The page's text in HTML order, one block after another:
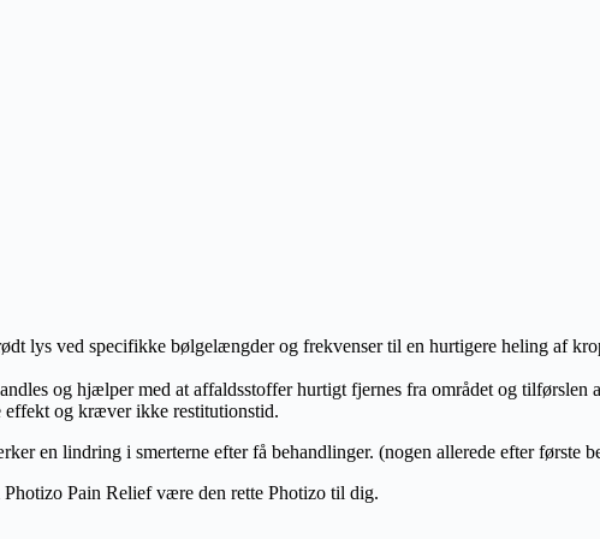
lys ved specifikke bølgelængder og frekvenser til en hurtigere heling af
og hjælper med at affaldsstoffer hurtigt fjernes fra området og tilførslen
effekt og kræver ikke restitutionstid.
en lindring i smerterne efter få behandlinger. (nogen allerede efter første
Pain Relief være den rette Photizo til dig.